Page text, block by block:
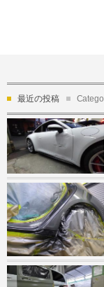
最近の投稿